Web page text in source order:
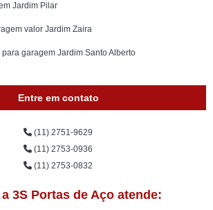
Jardim Pilar
valor Jardim Zaira
garagem Jardim Santo Alberto
Entre em contato
(11) 2751-9629
(11) 2753-0936
(11) 2753-0832
3S Portas de Aço atende: